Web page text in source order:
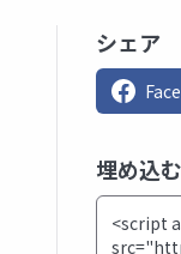
シェア
埋め込む